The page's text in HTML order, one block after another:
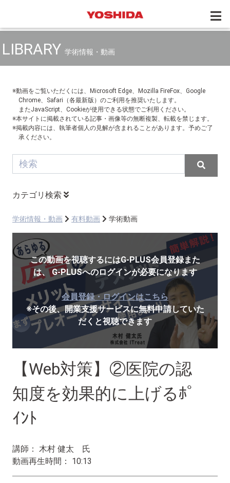
LIBRARY 学術情報・動画
※動画をご覧いただくには、Microsoft Edge、Mozilla FireFox、Google
Chrome、Safari（各最新版）のご利用を推奨いたします。
またJavaScript、Cookieが使用できる状態でご利用ください。
※本サイトに掲載されている記事・画像等の無断複製、転載を禁じます。
※掲載内容には、執筆者個人の見解が含まれることがあります。予めご了
承ください。
カテゴリ検索
学術情報・動画 有料動画 学術動画
この動画を視聴するにはG-PLUS会員登録また
は、G-PLUSへのログインが必要になります
会員登録・ログインはこちら
※その後、開業支援サービスに無料申請していた
だくと視聴できます
【Web対策】②医院の認
知度を効果的に上げるﾎﾟ
ｲﾝﾄ
講師： 木村 健太 氏
動画再生時間： 10:13